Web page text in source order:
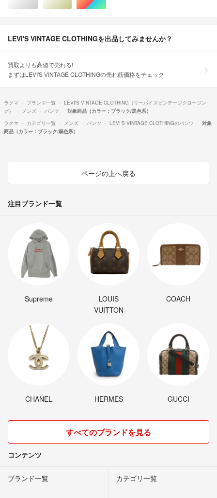
シルバー/銀色系ゴールド/金色系マルチカラー
LEVI'S VINTAGE CLOTHINGを出品してみませんか？
買取よりも高値で売れる!
まずはLEVI'S VINTAGE CLOTHINGの売れ筋価格をチェック
ラクマ ブランド一覧
LEVI'S VINTAGE CLOTHING（リーバイスビンテージクロージン
グ）
メンズ パンツ
対象商品（カラー：ブラック/黒色系）
ラクマ
カテゴリ一覧 メンズ パンツ LEVI'S VINTAGE CLOTHINGのパンツ
対象
商品（カラー：ブラック/黒色系）
ページの上へ戻る
注目ブランド一覧
Supreme
LOUIS
VUITTON
COACH
CHANEL HERMES GUCCI
すべてのブランドを見る
コンテンツ
ブランド一覧 カテゴリ一覧